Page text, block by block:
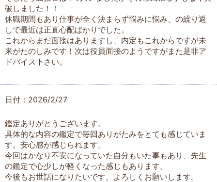
破しました！！
休職期間もあり仕事が全く決まらず悩みに悩み、の繰り返
しで最近は正直心配ばかりでした。
これからまだ面接はありますし、内定もこれからですが未
来がたのしみです！次は役員面接のようですがまた是非ア
ドバイス下さい。
日付：2026/2/27
鑑定ありがとうございます。
具体的な内容の鑑定で毎回ありがたみをとても感じていま
す。安心感が感じられます。
今回はかなり不安になっていた自分もいた事もあり、先生
の鑑定で心少しが軽くなった感じもあります。
今後もお世話になりたいです。よろしくお願いします。